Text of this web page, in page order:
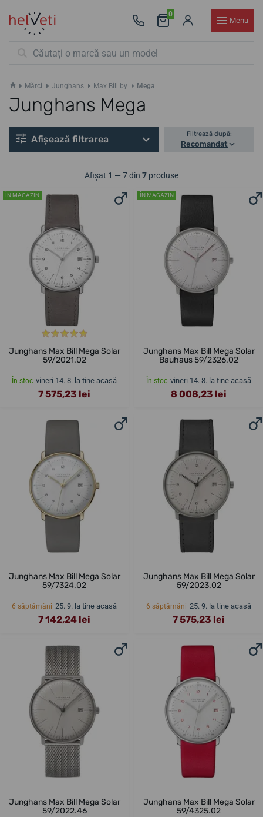
0
Menu
Mărci Junghans Max Bill by Mega
Junghans Mega
Afișează filtrarea Filtrează după:
Recomandat
Afișat 1 — 7 din 7 produse
ÎN MAGAZIN
Junghans Max Bill Mega Solar
59/2021.02
În stoc vineri 14. 8. la tine acasă
7 575,23 lei
ÎN MAGAZIN
Junghans Max Bill Mega Solar
Bauhaus 59/2326.02
În stoc vineri 14. 8. la tine acasă
8 008,23 lei
Junghans Max Bill Mega Solar
59/7324.02
6 săptămâni 25. 9. la tine acasă
7 142,24 lei
Junghans Max Bill Mega Solar
59/2023.02
6 săptămâni 25. 9. la tine acasă
7 575,23 lei
Junghans Max Bill Mega Solar
59/2022.46
Junghans Max Bill Mega Solar
59/4325.02